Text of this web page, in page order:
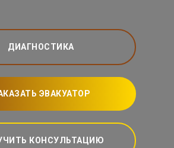
ДИАГНОСТИКА
ЭВАКУАТОР
КОНСУЛЬТАЦИЮ